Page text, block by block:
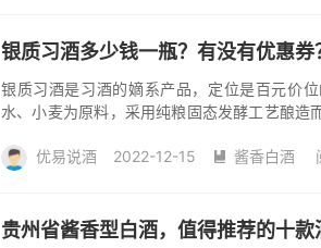
银质习酒多少钱一瓶？有没有优惠券
银质习酒是习酒的嫡系产品，定位是百元价
水、小麦为原料，采用纯粮固态发酵工艺酿造
福利的，点击...
优易说酒 2022-12-15  酱香白酒
贵州省酱香型白酒，值得推荐的十款